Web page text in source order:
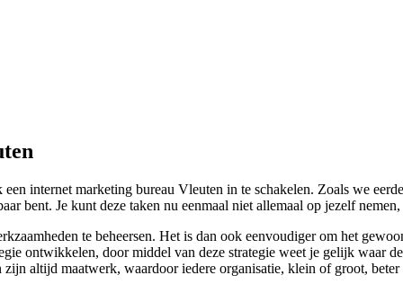
internet marketing bureau Vleuten in te schakelen. Zoals we
bent. Je kunt deze taken nu eenmaal niet allemaal op jezelf
te beheersen. Het is dan ook eenvoudiger om het
ontwikkelen, door middel van deze strategie weet je gelijk waar
altijd maatwerk, waardoor iedere organisatie, klein of groot,